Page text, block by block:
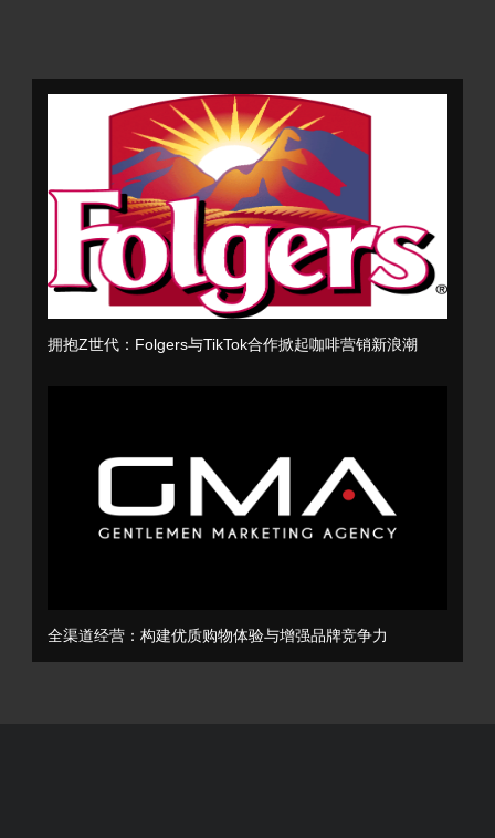
拥抱Z世代：Folgers与TikTok合作掀起咖啡营销新浪潮
全渠道经营：构建优质购物体验与增强品牌竞争力